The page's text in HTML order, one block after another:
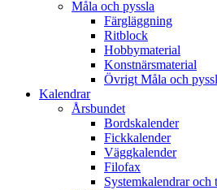
Måla och pyssla
Färgläggning
Ritblock
Hobbymaterial
Konstnärsmaterial
Övrigt Måla och
Kalendrar
Årsbundet
Bordskalender
Fickkalender
Väggkalender
Filofax
Systemkalendrar och